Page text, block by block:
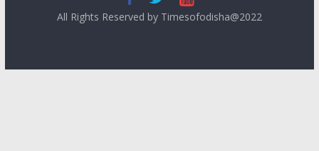
All Rights Reserved by Timesofodisha@2022